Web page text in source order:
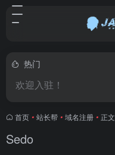
热门
欢迎入驻！
首页 • 站长帮 • 域名注册 • 正文
Sedo